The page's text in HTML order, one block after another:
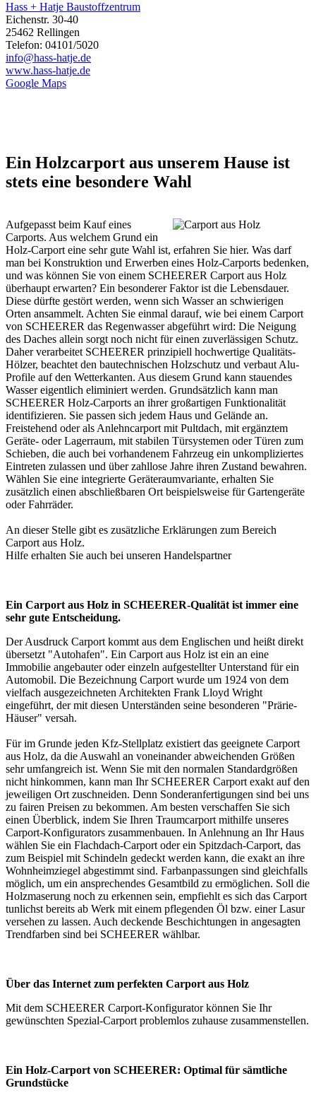
Hass + Hatje Baustoffzentrum
Eichenstr. 30-40
25462 Rellingen
Telefon: 04101/5020
info@hass-hatje.de
www.hass-hatje.de
Google Maps
Ein Holzcarport aus unserem Hause ist
stets eine besondere Wahl
Aufgepasst beim Kauf eines
Carports. Aus welchem Grund ein
Holz-Carport eine sehr gute Wahl ist, erfahren Sie hier. Was darf
man bei Konstruktion und Erwerben eines Holz-Carports bedenken,
und was können Sie von einem SCHEERER Carport aus Holz
überhaupt erwarten? Ein besonderer Faktor ist die Lebensdauer.
Diese dürfte gestört werden, wenn sich Wasser an schwierigen
Orten ansammelt. Achten Sie einmal darauf, wie bei einem Carport
von SCHEERER das Regenwasser abgeführt wird: Die Neigung
des Daches allein sorgt noch nicht für einen zuverlässigen Schutz.
Daher verarbeitet SCHEERER prinzipiell hochwertige Qualitäts-
Hölzer, beachtet den bautechnischen Holzschutz und verbaut Alu-
Profile auf den Wetterkanten. Aus diesem Grund kann stauendes
Wasser eigentlich eliminiert werden. Grundsätzlich kann man
SCHEERER Holz-Carports an ihrer großartigen Funktionalität
identifizieren. Sie passen sich jedem Haus und Gelände an.
Freistehend oder als Anlehncarport mit Pultdach, mit ergänztem
Geräte- oder Lagerraum, mit stabilen Türsystemen oder Türen zum
Schieben, die auch bei vorhandenem Fahrzeug ein unkompliziertes
Eintreten zulassen und über zahllose Jahre ihren Zustand bewahren.
Wählen Sie eine integrierte Geräteraumvariante, erhalten Sie
zusätzlich einen abschließbaren Ort beispielsweise für Gartengeräte
oder Fahrräder.
An dieser Stelle gibt es zusätzliche Erklärungen zum Bereich
Carport aus Holz.
Hilfe erhalten Sie auch bei unseren Handelspartner
Ein Carport aus Holz in SCHEERER-Qualität ist immer eine
sehr gute Entscheidung.
Der Ausdruck Carport kommt aus dem Englischen und heißt direkt
übersetzt "Autohafen". Ein Carport aus Holz ist ein an eine
Immobilie angebauter oder einzeln aufgestellter Unterstand für ein
Automobil. Die Bezeichnung Carport wurde um 1924 von dem
vielfach ausgezeichneten Architekten Frank Lloyd Wright
eingeführt, der mit diesen Unterständen seine besonderen "Prärie-
Häuser" versah.
Für im Grunde jeden Kfz-Stellplatz existiert das geeignete Carport
aus Holz, da die Auswahl an voneinander abweichenden Größen
sehr umfangreich ist. Wenn Sie mit den normalen Standardgrößen
nicht hinkommen, kann man Ihr SCHEERER Carport exakt auf den
jeweiligen Ort zuschneiden. Denn Sonderanfertigungen sind bei uns
zu fairen Preisen zu bekommen. Am besten verschaffen Sie sich
einen Überblick, indem Sie Ihren Traumcarport mithilfe unseres
Carport-Konfigurators zusammenbauen. In Anlehnung an Ihr Haus
wählen Sie ein Flachdach-Carport oder ein Spitzdach-Carport, das
zum Beispiel mit Schindeln gedeckt werden kann, die exakt an ihre
Wohnheimziegel abgestimmt sind. Farbanpassungen sind gleichfalls
möglich, um ein ansprechendes Gesamtbild zu ermöglichen. Soll die
Holzmaserung noch zu erkennen sein, empfiehlt es sich das Carport
tunlichst bereits ab Werk mit einem pflegenden Öl bzw. einer Lasur
versehen zu lassen. Auch deckende Beschichtungen in angesagten
Trendfarben sind bei SCHEERER wählbar.
Über das Internet zum perfekten Carport aus Holz
Mit dem SCHEERER Carport-Konfiguratorkönnen Sie Ihr
gewünschten Spezial-Carport problemlos zuhause zusammenstellen.
Ein Holz-Carport von SCHEERER: Optimal für sämtliche
Grundstücke